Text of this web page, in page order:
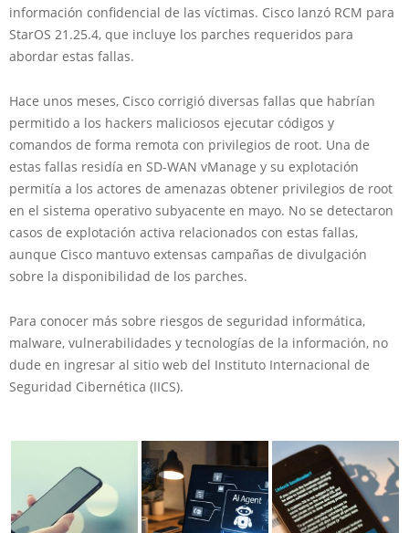
información confidencial de las víctimas. Cisco lanzó RCM para
StarOS 21.25.4, que incluye los parches requeridos para
abordar estas fallas.
Hace unos meses, Cisco corrigió diversas fallas que habrían
permitido a los hackers maliciosos ejecutar códigos y
comandos de forma remota con privilegios de root. Una de
estas fallas residía en SD-WAN vManage y su explotación
permitía a los actores de amenazas obtener privilegios de root
en el sistema operativo subyacente en mayo. No se detectaron
casos de explotación activa relacionados con estas fallas,
aunque Cisco mantuvo extensas campañas de divulgación
sobre la disponibilidad de los parches.
Para conocer más sobre riesgos de seguridad informática,
malware, vulnerabilidades y tecnologías de la información, no
dude en ingresar al sitio web del Instituto Internacional de
Seguridad Cibernética (IICS).